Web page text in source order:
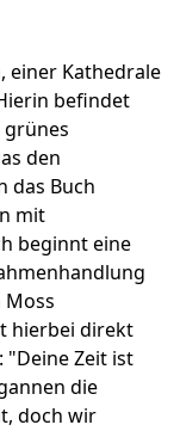
einer Kathedrale
befindet
den
das Buch
mit
beginnt eine
hierbei direkt
"Deine Zeit ist
die
doch wir